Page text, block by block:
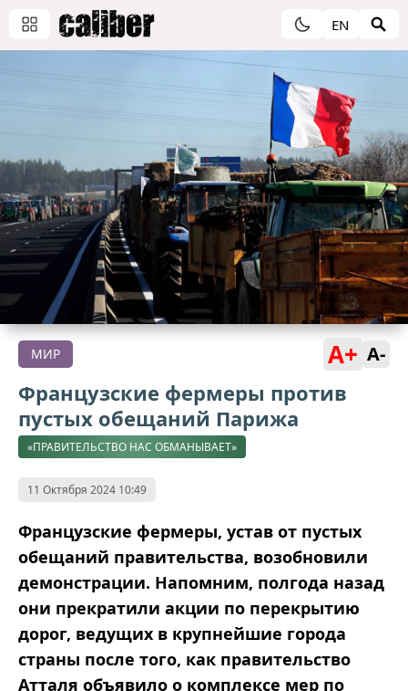
EN
МИР A+ A-
Французские фермеры против
пустых обещаний Парижа
«ПРАВИТЕЛЬСТВО НАС ОБМАНЫВАЕТ»
11 Октября 2024 10:49
Французские фермеры, устав от пустых
обещаний правительства, возобновили
демонстрации. Напомним, полгода назад
они прекратили акции по перекрытию
дорог, ведущих в крупнейшие города
страны после того, как правительство
Атталя объявило о комплексе мер по